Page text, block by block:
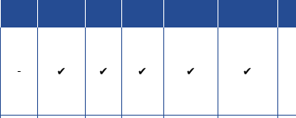
- ✔ ✔ ✔ ✔ ✔